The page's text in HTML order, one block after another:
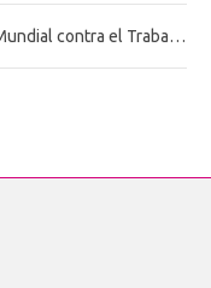
Día Mundial contra el Trabajo Infantil 2026: proteger la infancia es combatir todas las formas de explotación